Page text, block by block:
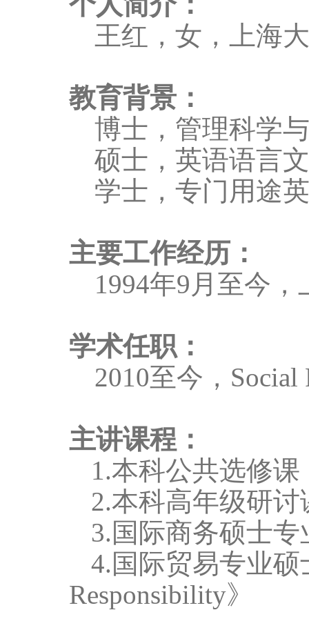
王红，女，上海
教育背景：
博士，管理科学
硕士，英语语言
学士，专门用途
主要工作经历：
1994年9 月至今
学术任职：
2010至今， Social
主讲课程：
1.本科公共选修
2.本科高年级研
3. 国际商务硕士
4. 国际贸易专业
Responsibility》